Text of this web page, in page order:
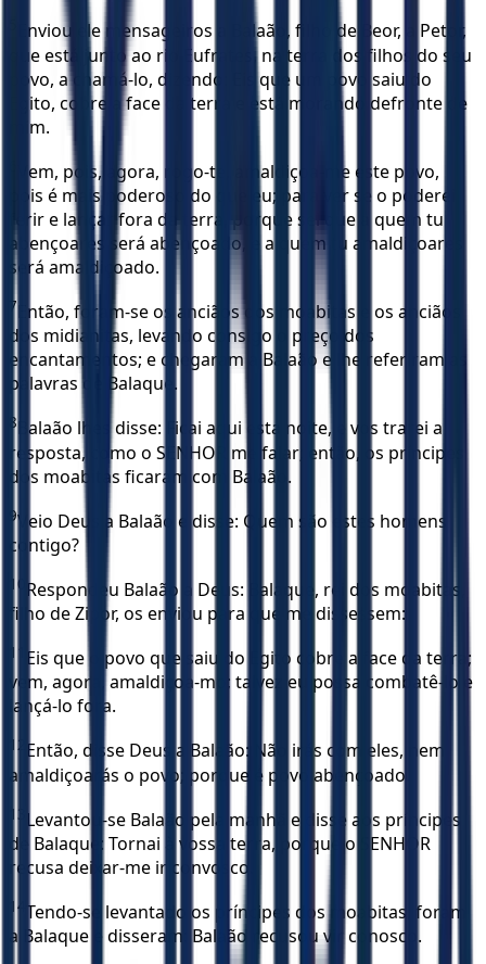
Enviou ele mensageiros a Balaão, filho de Beor, a Petor,
que está junto ao rio Eufrates, na terra dos filhos do seu
povo, a chamá-lo, dizendo: Eis que um povo saiu do
Egito, cobre a face da terra e está morando defronte de
mim.
Vem, pois, agora, rogo-te, amaldiçoa-me este povo,
pois é mais poderoso do que eu; para ver se o poderei
ferir e lançar fora da terra, porque sei que a quem tu
abençoares será abençoado, e a quem tu amaldiçoares
será amaldiçoado.
7
Então, foram-se os anciãos dos moabitas e os anciãos
dos midianitas, levando consigo o preço dos
encantamentos; e chegaram a Balaão e lhe referiram as
palavras de Balaque.
8
Balaão lhes disse: Ficai aqui esta noite, e vos trarei a
resposta, como o SENHOR me falar; então, os príncipes
dos moabitas ficaram com Balaão.
9Veio Deus a Balaão e disse: Quem são estes homens
contigo?
10 Respondeu Balaão a Deus: Balaque, rei dos moabitas,
filho de Zipor, os enviou para que me dissessem:
11
Eis que o povo que saiu do Egito cobre a face da terra;
vem, agora, amaldiçoa-mo; talvez eu possa combatê-lo e
lançá-lo fora.
12 Então, disse Deus a Balaão: Não irás com eles, nem
amaldiçoarás o povo; porque é povo abençoado.
13 Levantou-se Balaão pela manhã e disse aos príncipes
de Balaque: Tornai à vossa terra, porque o SENHOR
recusa deixar-me ir convosco.
14 Tendo-se levantado os príncipes dos moabitas, foram
a Balaque e disseram: Balaão recusou vir conosco.